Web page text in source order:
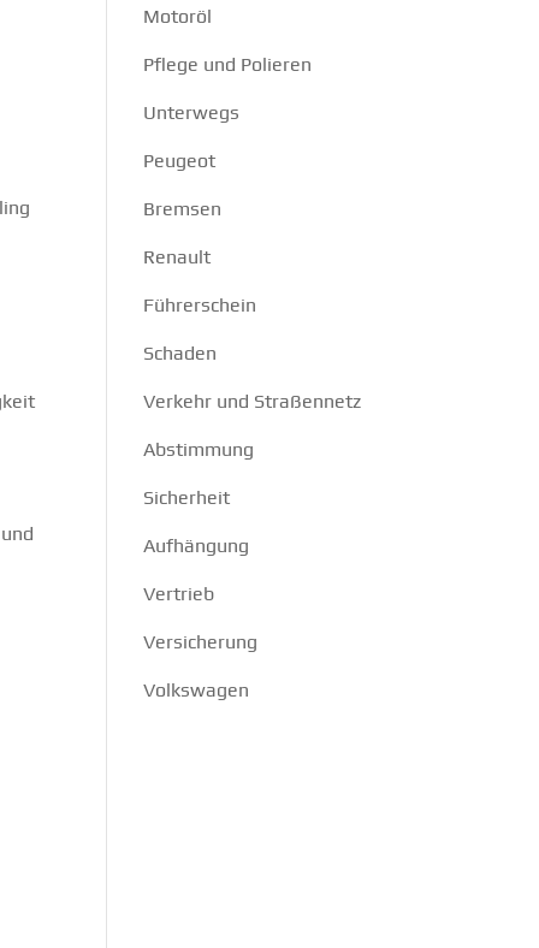
Motoröl
Pflege und Polieren
Unterwegs
Peugeot
Bremsen
Renault
Führerschein
Schaden
Verkehr und Straßennetz
Abstimmung
Sicherheit
Aufhängung
Vertrieb
Versicherung
Volkswagen